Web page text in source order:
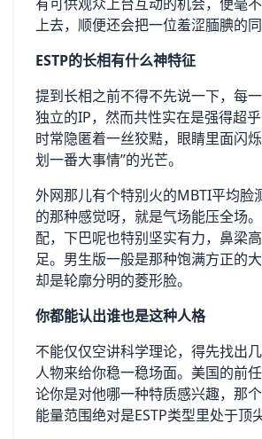
上去，顺便还会把一位羞涩腼腆的同
ESTP的长相有什么神特征
提到长相之前不得不先说一下，每
独立的IP，然而共性实在是强得超
时常隐匿着一丝狡黠，眼睛里面闪
划一番大事情”的光芒。
外网那儿有个特别火的MBTI平均脸
的那种感觉呀，就是气场能压全场
配，下巴呢也特别坚实有力，鼻梁
足。男生版一般是那种饱满方正的
却是轮廓分明的菱形脸。
你都能认出谁也是这种人格
不能仅仅空讲科学理论，得先找出
人物来给你稳一稳场面。美国的前
论你是对他哪一种特质感兴趣，那
能量范围绝对是ESTP类型里处于顶